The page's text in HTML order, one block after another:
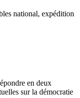
national, expédition
en deux
sur la démocratie